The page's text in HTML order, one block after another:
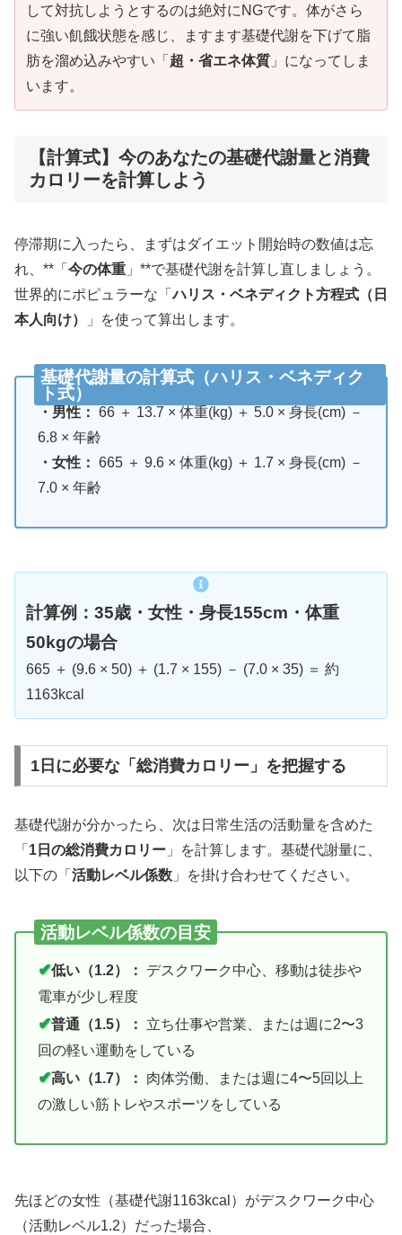
して対抗しようとするのは絶対にNGです。体がさら
に強い飢餓状態を感じ、ますます基礎代謝を下げて脂
肪を溜め込みやすい「 超・省エネ体質 」になってしま
います。
【計算式】今のあなたの基礎代謝量と消費
カロリーを計算しよう
停滞期に入ったら、まずはダイエット開始時の数値は忘
れ、**「 今の体重 」**で基礎代謝を計算し直しましょう。
世界的にポピュラーな「ハリス・ベネディクト方程式（日
本人向け）
」を使って算出します。
基礎代謝量の計算式（ハリス・ベネディク
ト式）
・男性： 66 ＋ 13.7 × 体重(kg) ＋ 5.0 × 身長(cm) －
6.8 × 年齢
・女性： 665 ＋ 9.6 × 体重(kg) ＋ 1.7 × 身長(cm) －
7.0 × 年齢
計算例：35歳・女性・身長155cm・体重
50kgの場合
665 ＋ (9.6 × 50) ＋ (1.7 × 155) － (7.0 × 35) ＝ 約
1163kcal
1日に必要な「総消費カロリー」を把握する
基礎代謝が分かったら、次は日常生活の活動量を含めた
「 1日の総消費カロリー 」を計算します。基礎代謝量に、
以下の「 活動レベル係数 」を掛け合わせてください。
活動レベル係数の目安
✔低い（1.2）：
デスクワーク中心、移動は徒歩や
電車が少し程度
✔普通（1.5）：
立ち仕事や営業、または週に2〜3
回の軽い運動をしている
✔高い（1.7）：
肉体労働、または週に4〜5回以上
の激しい筋トレやスポーツをしている
先ほどの女性（基礎代謝1163kcal）がデスクワーク中心
（活動レベル1.2）だった場合、